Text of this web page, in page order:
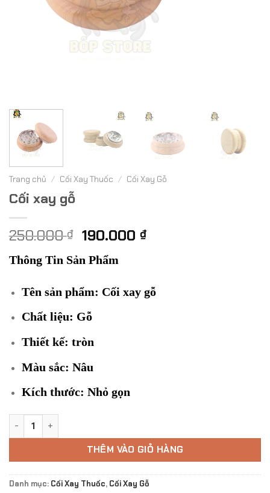
Trang chủ / Cối Xay Thuốc / Cối Xay Gỗ
Cối xay gỗ
250.000₫ Giá
là:
190.000 ₫Giá
190.000 ₫.
Thông Tin Sản Phẩm
Tên sản phẩm: Cối xay gỗ
Chất liệu: Gỗ
Thiết kế: tròn
Màu sắc: Nâu
Kích thước: Nhỏ gọn
Cối xay gỗ số lượng
THÊM VÀO GIỎ HÀNG
Danh mục: Cối Xay Thuốc, Cối Xay Gỗ